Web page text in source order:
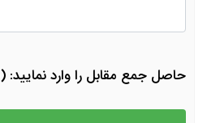
حاصل جمع مقابل را وارد نمایید: (5 + 4)